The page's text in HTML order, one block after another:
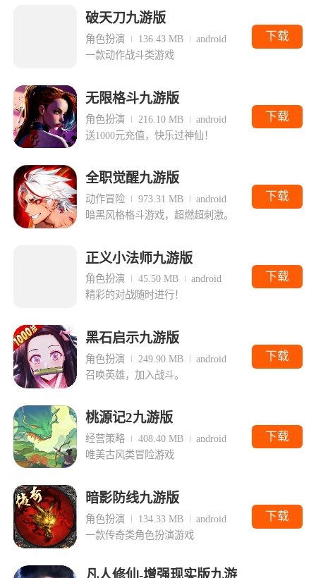
破天刀九游版
角色扮演 136.43 MB
android
一款动作战斗类游戏
下载
无限格斗九游版
角色扮演 216.10 MB
android
送1000元充值，快乐过神仙！
下载
全职觉醒九游版
动作冒险 973.31 MB
android
暗黑风格格斗游戏，超燃超刺激。
下载
正义小法师九游版
角色扮演 45.50 MB
android
精彩的对战随时进行！
下载
黑石启示九游版
角色扮演 249.90 MB
android
召唤英雄，加入战斗。
下载
桃源记2九游版
经营策略 408.40 MB
android
唯美古风类冒险游戏
下载
暗影防线九游版
角色扮演 134.33 MB
android
一款传奇类角色扮演游戏
下载
凡人修仙-增强现实版九游